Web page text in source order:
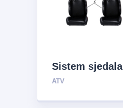
Sistem sjedala
ATV